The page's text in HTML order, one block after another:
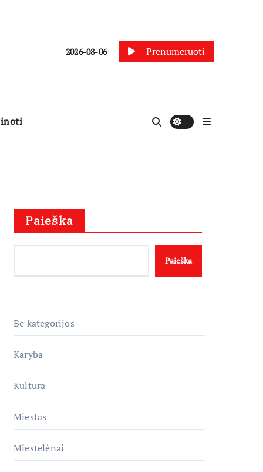
2026-08-06 Prenumeruoti
Paieška
Paieška
Be kategorijos
Karyba
Kultūra
Miestas
Miestelėnai